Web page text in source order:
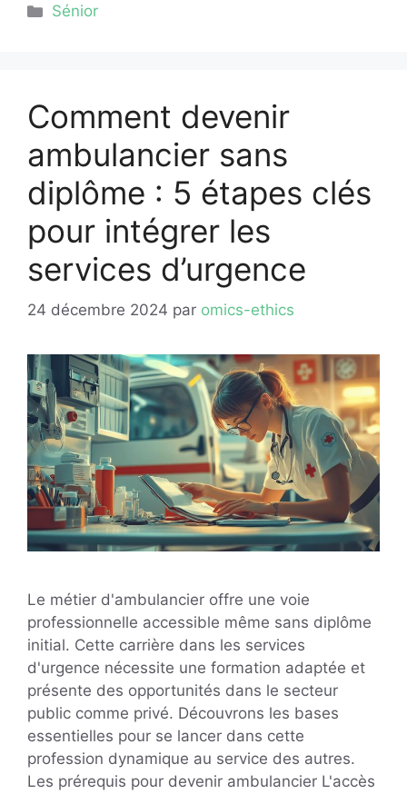
Catégories
Sénior
Comment devenir
ambulancier sans
diplôme : 5 étapes clés
pour intégrer les
services d’urgence
24 décembre 2024 par omics-ethics
Le métier d'ambulancier offre une voie
professionnelle accessible même sans diplôme
initial. Cette carrière dans les services
d'urgence nécessite une formation adaptée et
présente des opportunités dans le secteur
public comme privé. Découvrons les bases
essentielles pour se lancer dans cette
profession dynamique au service des autres.
Les prérequis pour devenir ambulancier L'accès